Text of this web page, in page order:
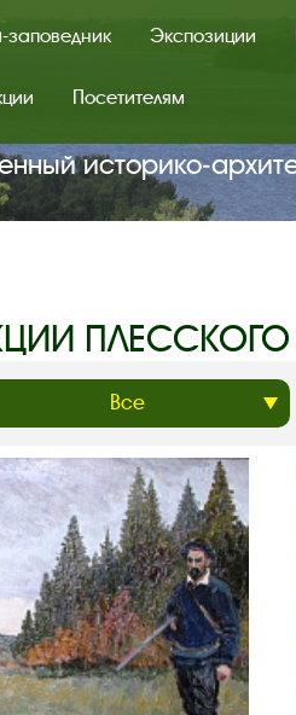
заповедник Экспозиции
Посетителям